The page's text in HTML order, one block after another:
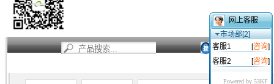
网上客服
市场部[2]
客服1
[咨询]
客服2
[咨询]
Powered by 53KF